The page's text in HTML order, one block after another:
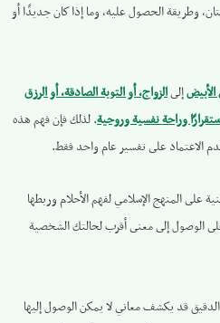
وطريقة الحصول عليه، وما إذا كان جديدًا أو
إلىالزواج، أو التوبة الصادقة، أو الرزق
وراحة نفسية وروحية. لذلك فإن فهم هذه
الاعتماد على تفسير عام واحد فقط.
على المنهج الإسلامي لفهم الأحلام وربطها
الوصول إلى معنى أقرب لحالتك الشخصية
قد يكشف معاني لا يمكن الوصول إليها